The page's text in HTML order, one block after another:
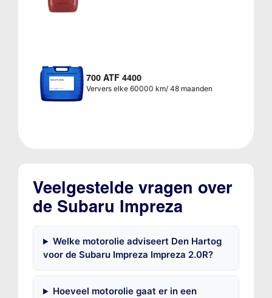
700 ATF 4400
Ververs elke 60000 km/ 48 maanden
Veelgestelde vragen over
de Subaru Impreza
Welke motorolie adviseert Den Hartog
voor de Subaru Impreza Impreza 2.0R?
Hoeveel motorolie gaat er in een